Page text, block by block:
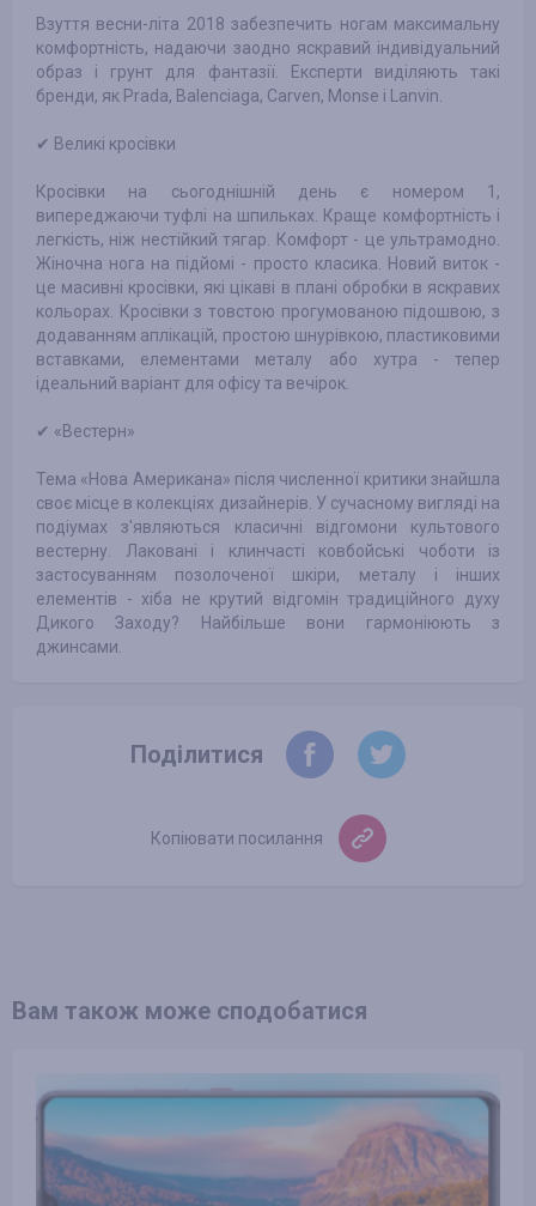
Взуття весни-літа 2018 забезпечить ногам максимальну
комфортність, надаючи заодно яскравий індивідуальний
образ і грунт для фантазії. Експерти виділяють такі
бренди, як Prada, Balenciaga, Carven, Monse і Lanvin.
✔ Великі кросівки
Кросівки на сьогоднішній день є номером 1,
випереджаючи туфлі на шпильках. Краще комфортність і
легкість, ніж нестійкий тягар. Комфорт - це ультрамодно.
Жіночна нога на підйомі - просто класика. Новий виток -
це масивні кросівки, які цікаві в плані обробки в яскравих
кольорах. Кросівки з товстою прогумованою підошвою, з
додаванням аплікацій, простою шнурівкою, пластиковими
вставками, елементами металу або хутра - тепер
ідеальний варіант для офісу та вечірок.
✔ «Вестерн»
Тема «Нова Американа» після численної критики знайшла
своє місце в колекціях дизайнерів. У сучасному вигляді на
подіумах з'являються класичні відгомони культового
вестерну. Лаковані і клинчасті ковбойські чоботи із
застосуванням позолоченої шкіри, металу і інших
елементів - хіба не крутий відгомін традиційного духу
Дикого Заходу? Найбільше вони гармоніюють з
джинсами.
Поділитися
Копіювати посилання
Вам також може сподобатися